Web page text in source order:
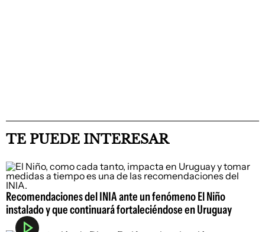
TE PUEDE INTERESAR
Recomendaciones del INIA ante un fenómeno El Niño
instalado y que continuará fortaleciéndose en Uruguay